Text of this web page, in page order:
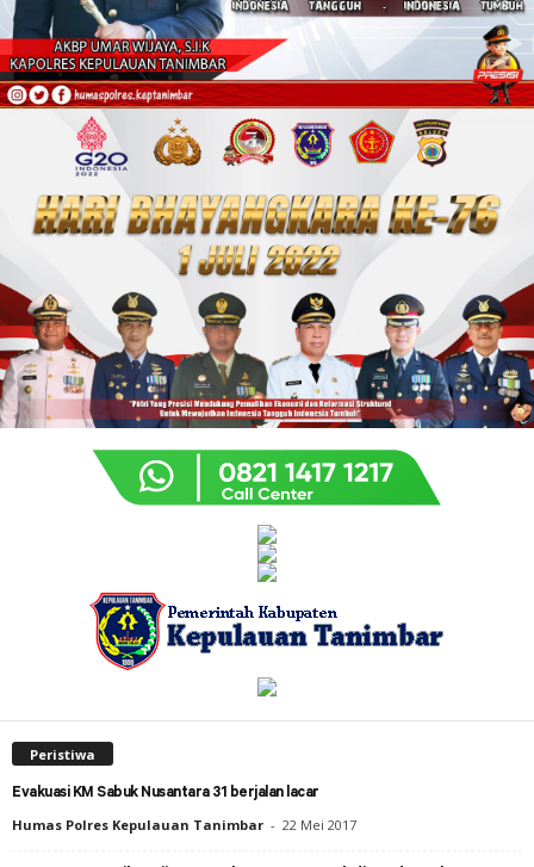
Peristiwa
Evakuasi KM Sabuk Nusantara 31 berjalan lacar
Humas Polres Kepulauan Tanimbar - 22 Mei 2017